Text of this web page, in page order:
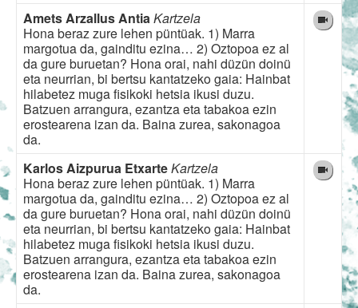
Amets Arzallus AntiaKartzela
Hona beraz zure lehen püntüak. 1) Marra
margotua da, gainditu ezina… 2) Oztopoa ez al
da gure buruetan? Hona orai, nahi düzün doinü
eta neurrian, bi bertsu kantatzeko gaia: Hainbat
hilabetez muga fisikoki hetsia ikusi duzu.
Batzuen arrangura, ezantza eta tabakoa ezin
erostearena izan da. Baina zurea, sakonagoa
da.
Karlos Aizpurua EtxarteKartzela
Hona beraz zure lehen püntüak. 1) Marra
margotua da, gainditu ezina… 2) Oztopoa ez al
da gure buruetan? Hona orai, nahi düzün doinü
eta neurrian, bi bertsu kantatzeko gaia: Hainbat
hilabetez muga fisikoki hetsia ikusi duzu.
Batzuen arrangura, ezantza eta tabakoa ezin
erostearena izan da. Baina zurea, sakonagoa
da.